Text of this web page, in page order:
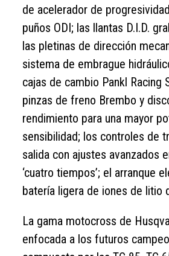
de acelerador de
puños ODI; las llantas D.I.D.
las pletinas de dirección
sistema de embrague
cajas de cambio Pankl Racing
pinzas de freno Brembo y
rendimiento para una mayor
sensibilidad; los controles de
salida con ajustes avanzados
‘cuatro tiempos’; el arranque
batería ligera de iones de litio
La gama motocross de
enfocada a los futuros